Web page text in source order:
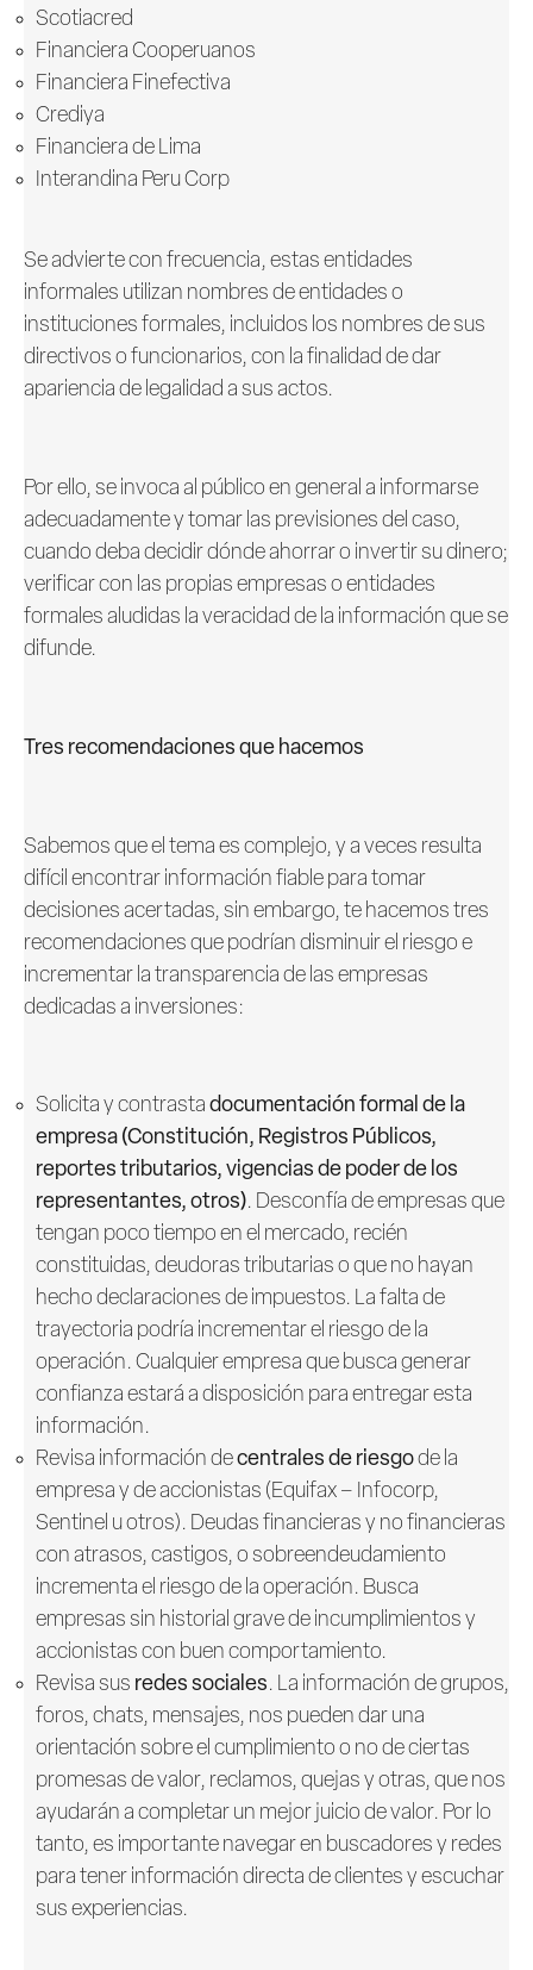
Scotiacred
Financiera Cooperuanos
Financiera Finefectiva
Crediya
Financiera de Lima
Interandina Peru Corp
Se advierte con frecuencia, estas entidades
informales utilizan nombres de entidades o
instituciones formales, incluidos los nombres de sus
directivos o funcionarios, con la finalidad de dar
apariencia de legalidad a sus actos.
Por ello, se invoca al público en general a informarse
adecuadamente y tomar las previsiones del caso,
cuando deba decidir dónde ahorrar o invertir su dinero;
verificar con las propias empresas o entidades
formales aludidas la veracidad de la información que se
difunde.
Tres recomendaciones que hacemos
Sabemos que el tema es complejo, y a veces resulta
difícil encontrar información fiable para tomar
decisiones acertadas, sin embargo, te hacemos tres
recomendaciones que podrían disminuir el riesgo e
incrementar la transparencia de las empresas
dedicadas a inversiones:
Solicita y contrasta documentación formal de la
empresa (Constitución, Registros Públicos,
reportes tributarios, vigencias de poder de los
representantes, otros). Desconfía de empresas que
tengan poco tiempo en el mercado, recién
constituidas, deudoras tributarias o que no hayan
hecho declaraciones de impuestos. La falta de
trayectoria podría incrementar el riesgo de la
operación. Cualquier empresa que busca generar
confianza estará a disposición para entregar esta
información.
Revisa información decentrales de riesgode la
empresa y de accionistas (Equifax – Infocorp,
Sentinel u otros). Deudas financieras y no financieras
con atrasos, castigos, o sobreendeudamiento
incrementa el riesgo de la operación. Busca
empresas sin historial grave de incumplimientos y
accionistas con buen comportamiento.
Revisa sus redes sociales. La información de grupos,
foros, chats, mensajes, nos pueden dar una
orientación sobre el cumplimiento o no de ciertas
promesas de valor, reclamos, quejas y otras, que nos
ayudarán a completar un mejor juicio de valor. Por lo
tanto, es importante navegar en buscadores y redes
para tener información directa de clientes y escuchar
sus experiencias.